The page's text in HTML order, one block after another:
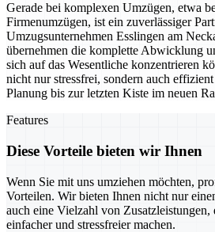
Gerade bei komplexen Umzügen, etwa
Firmenumzügen, ist ein zuverlässiger
Umzugsunternehmen Esslingen am
übernehmen die komplette Abwicklung
sich auf das Wesentliche konzentrieren
nicht nur stressfrei, sondern auch
Planung bis zur letzten Kiste im neuen
Features
Diese Vorteile bieten wir Ihnen
Wenn Sie mit uns umziehen möchten,
Vorteilen. Wir bieten Ihnen nicht nur
auch eine Vielzahl von
einfacher und stressfreier machen.